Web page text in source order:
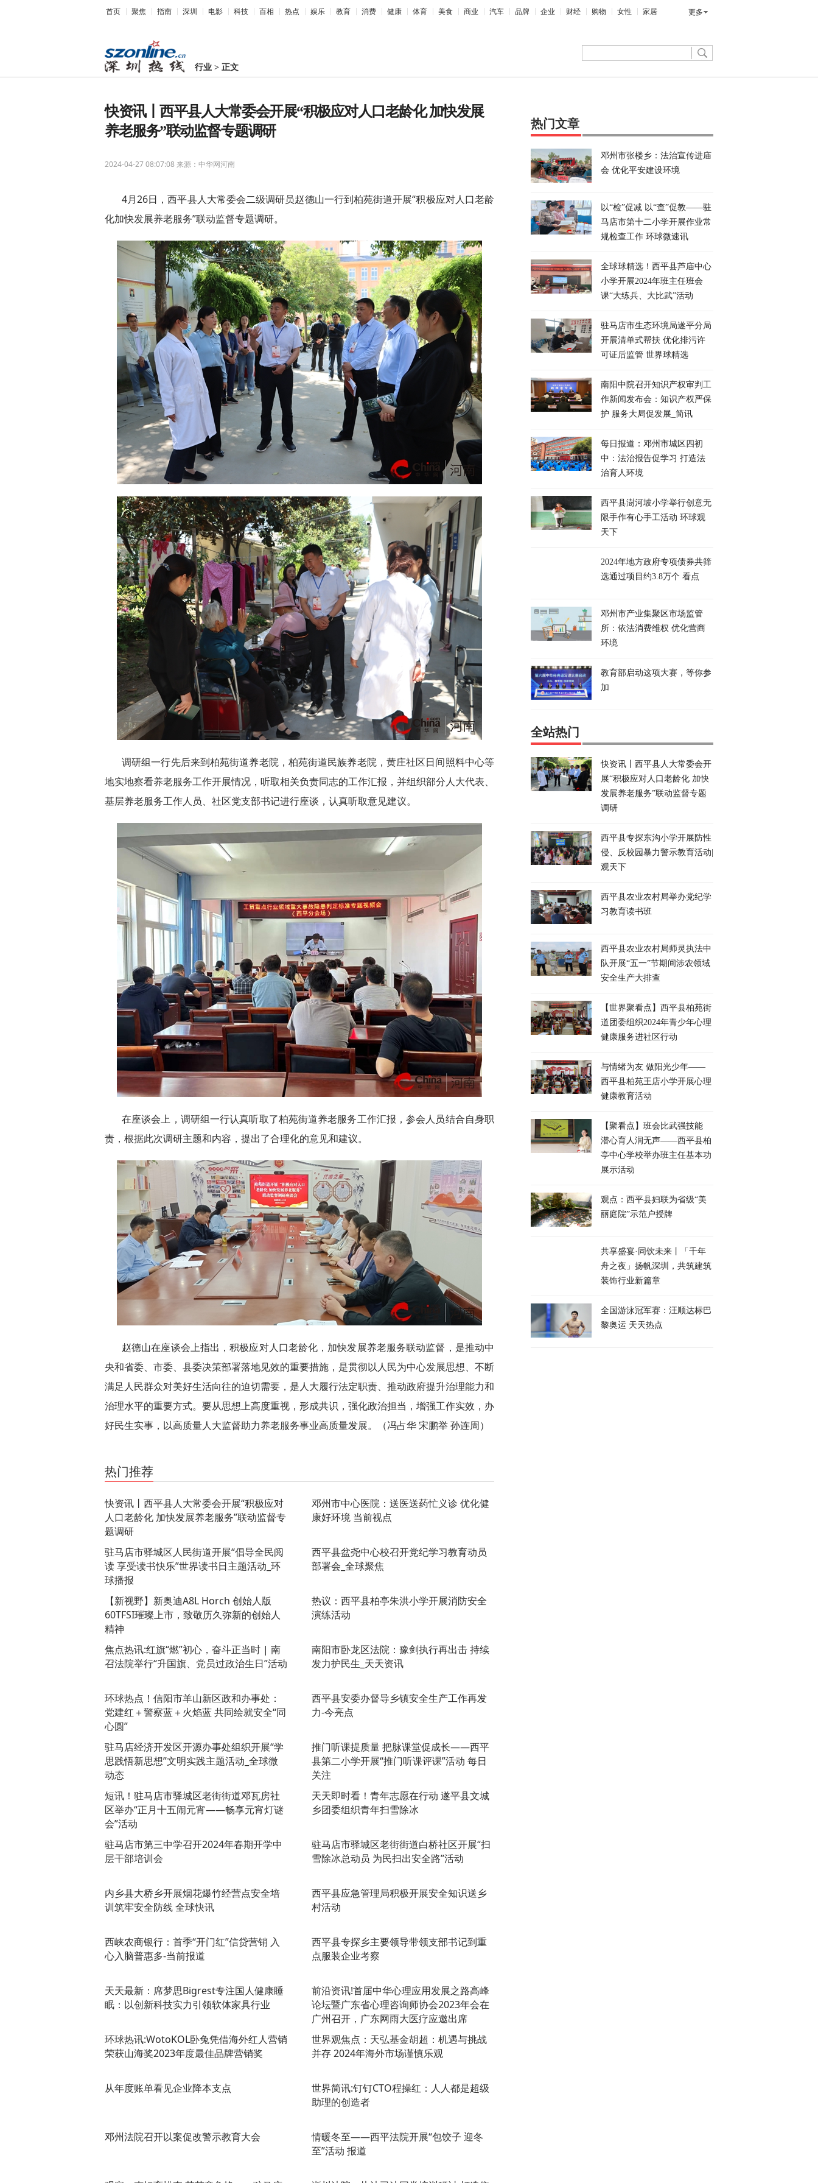
首页 聚焦 指南 深圳 电影 科技 百相 热点 娱乐 教育 消费 健康 体育 美食 商业 汽车 品牌 企业 财经 购物 女性 家居 更多
行业 >正文
快资讯丨​西平县人大常委会开展“积极应对人口老龄化 加快发展
养老服务”联动监督专题调研
2024-04-27 08:07:08 来源：中华网河南
4月26日，西平县人大常委会二级调研员赵德山一行到柏苑街道开展“积极应对人口老龄
化加快发展养老服务”联动监督专题调研。
调研组一行先后来到柏苑街道养老院，柏苑街道民族养老院，黄庄社区日间照料中心等
地实地察看养老服务工作开展情况，听取相关负责同志的工作汇报，并组织部分人大代表、
基层养老服务工作人员、社区党支部书记进行座谈，认真听取意见建议。
在座谈会上，调研组一行认真听取了柏苑街道养老服务工作汇报，参会人员结合自身职
责，根据此次调研主题和内容，提出了合理化的意见和建议。
赵德山在座谈会上指出，积极应对人口老龄化，加快发展养老服务联动监督，是推动中
央和省委、市委、县委决策部署落地见效的重要措施，是贯彻以人民为中心发展思想、不断
满足人民群众对美好生活向往的迫切需要，是人大履行法定职责、推动政府提升治理能力和
治理水平的重要方式。要从思想上高度重视，形成共识，强化政治担当，增强工作实效，办
好民生实事，以高质量人大监督助力养老服务事业高质量发展。（冯占华 宋鹏举 孙连周）
热门推荐
快资讯丨​西平县人大常委会开展“积极应对
人口老龄化 加快发展养老服务”联动监督专
题调研
邓州市中心医院：送医送药忙义诊 优化健
康好环境 当前视点
驻马店市驿城区人民街道开展“倡导全民阅
读 享受读书快乐”世界读书日主题活动_环
球播报
​西平县盆尧中心校召开党纪学习教育动员
部署会_全球聚焦
【新视野】新奥迪A8L Horch 创始人版
60TFSI璀璨上市，致敬历久弥新的创始人
精神
热议：西平县柏亭朱洪小学开展消防安全
演练活动
焦点热讯:红旗“燃”初心，奋斗正当时 | 南
召法院举行“升国旗、党员过政治生日”活动
南阳市卧龙区法院：豫剑执行再出击 持续
发力护民生_天天资讯
环球热点！​信阳市羊山新区政和办事处：
党建红＋警察蓝＋火焰蓝 共同绘就安全“同
心圆”
​西平县安委办督导乡镇安全生产工作再发
力-今亮点
驻马店经济开发区开源办事处组织开展“学
思践悟新思想”文明实践主题活动_全球微
动态
​推门听课提质量 把脉课堂促成长——西平
县第二小学开展“推门听课评课”活动 每日
关注
短讯！驻马店市驿城区老街街道邓瓦房社
区举办“正月十五闹元宵——畅享元宵灯谜
会”活动
天天即时看！青年志愿在行动 遂平县文城
乡团委组织青年扫雪除冰
驻马店市第三中学召开2024年春期开学中
层干部培训会
驻马店市驿城区老街街道白桥社区开展“扫
雪除冰总动员 为民扫出安全路”活动
内乡县大桥乡开展烟花爆竹经营点安全培
训筑牢安全防线 全球快讯
​西平县应急管理局积极开展安全知识送乡
村活动
西峡农商银行：首季“开门红”信贷营销 入
心入脑普惠多-当前报道
​西平县专探乡主要领导带领支部书记到重
点服装企业考察
天天最新：席梦思Bigrest专注国人健康睡
眠：以创新科技实力引领软体家具行业
前沿资讯!首届中华心理应用发展之路高峰
论坛暨广东省心理咨询师协会2023年会在
广州召开，广东网雨大医疗应邀出席
环球热讯:WotoKOL卧兔凭借海外红人营销
荣获山海奖2023年度最佳品牌营销奖
世界观焦点：天弘基金胡超：机遇与挑战
并存 2024年海外市场谨慎乐观
从年度账单看见企业降本支点
世界简讯:钉钉CTO程操红：人人都是超级
助理的创造者
邓州法院召开以案促改警示教育大会
​情暖冬至——西平法院开展“包饺子 迎冬
至”活动 报道
热门文章
邓州市张楼乡：法治宣传进庙
会 优化平安建设环境
以“检”促减 以“查”促教——驻
马店市第十二小学开展作业常
规检查工作 环球微速讯
全球球精选！​西平县芦庙中心
小学开展2024年班主任班会
课“大练兵、大比武”活动
驻马店市生态环境局遂平分局
开展清单式帮扶 优化排污许
可证后监管 世界球精选
南阳中院召开知识产权审判工
作新闻发布会：知识产权严保
护 服务大局促发展_简讯
每日报道：邓州市城区四初
中：法治报告促学习 打造法
治育人环境
​西平县澍河坡小学举行创意无
限手作有心手工活动 环球观
天下
2024年地方政府专项债券共筛
选通过项目约3.8万个 看点
邓州市产业集聚区市场监管
所：依法消费维权 优化营商
环境
教育部启动这项大赛，等你参
加
全站热门
快资讯丨​西平县人大常委会开
展“积极应对人口老龄化 加快
发展养老服务”联动监督专题
调研
​西平县专探东沟小学开展防性
侵、反校园暴力警示教育活动|
观天下
​西平县农业农村局举办党纪学
习教育读书班
​西平县农业农村局师灵执法中
队开展“五一”节期间涉农领域
安全生产大排查
【世界聚看点】​西平县柏苑街
道团委组织2024年青少年心理
健康服务进社区行动
​与情绪为友 做阳光少年——
西平县柏苑王店小学开展心理
健康教育活动
【聚看点】​班会比武强技能
潜心育人润无声——西平县柏
亭中心学校举办班主任基本功
展示活动
观点：​西平县妇联为省级“美
丽庭院”示范户授牌
共享盛宴·同饮未来丨「千年
舟之夜」扬帆深圳，共筑建筑
装饰行业新篇章
全国游泳冠军赛：汪顺达标巴
黎奥运 天天热点